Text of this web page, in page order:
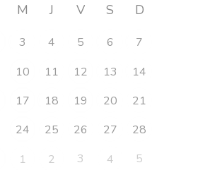
M J V S D
3 4 5 6
7
10 11 12 13
14
17 18 19 20
21
24 25 26 27
28
1 2 3 4 5